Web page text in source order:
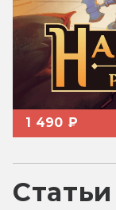
1 490 ₽
Статьи